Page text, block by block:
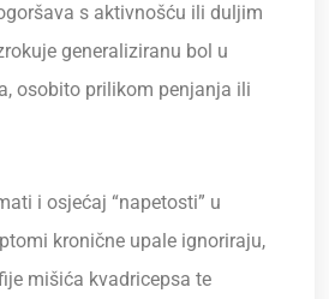
s aktivnošću ili duljim
generaliziranu bol u
osobito prilikom penjanja ili
i osjećaj “napetosti” u
kronične upale ignoriraju,
mišića kvadricepsa te